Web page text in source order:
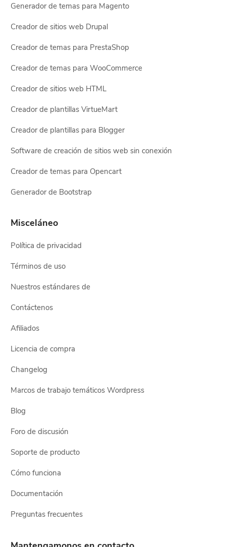
Generador de temas para Magento
Creador de sitios web Drupal
Creador de temas para PrestaShop
Creador de temas para WooCommerce
Creador de sitios web HTML
Creador de plantillas VirtueMart
Creador de plantillas para Blogger
Software de creación de sitios web sin conexión
Creador de temas para Opencart
Generador de Bootstrap
Misceláneo
Política de privacidad
Términos de uso
Nuestros estándares de
Contáctenos
Afiliados
Licencia de compra
Changelog
Marcos de trabajo temáticos Wordpress
Blog
Foro de discusión
Soporte de producto
Cómo funciona
Documentación
Preguntas frecuentes